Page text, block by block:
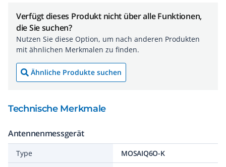
Verfügt dieses Produkt nicht über alle Funktionen,
die Sie suchen?
Nutzen Sie diese Option, um nach anderen Produkten
mit ähnlichen Merkmalen zu finden.
Ähnliche Produkte suchen
Technische Merkmale
Antennenmessgerät
Type
MOSAIQ6O-K